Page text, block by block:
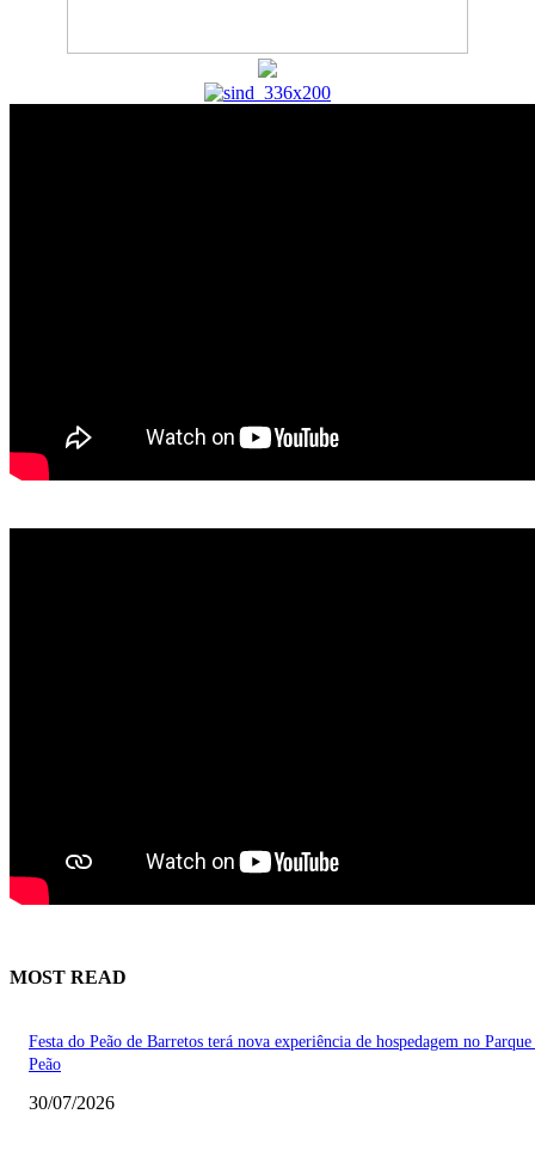
MOST READ
Festa do Peão de Barretos terá nova experiência de hospedagem no
Peão
30/07/2026